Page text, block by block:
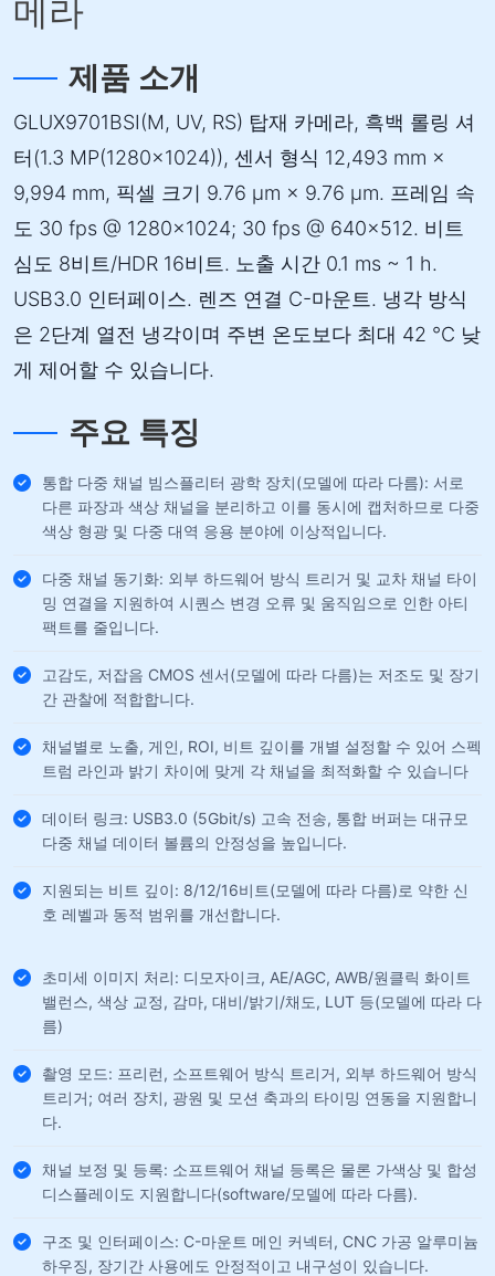
메라
제품 소개
GLUX9701BSI(M, UV, RS) 탑재 카메라, 흑백 롤링 셔
터(1.3 MP(1280×1024)), 센서 형식 12,493 mm ×
9,994 mm, 픽셀 크기 9.76 µm × 9.76 µm. 프레임 속
도 30 fps @ 1280×1024; 30 fps @ 640×512. 비트
심도 8비트/HDR 16비트. 노출 시간 0.1 ms ~ 1 h.
USB3.0 인터페이스. 렌즈 연결 C-마운트. 냉각 방식
은 2단계 열전 냉각이며 주변 온도보다 최대 42 °C 낮
게 제어할 수 있습니다.
주요 특징
통합 다중 채널 빔스플리터 광학 장치(모델에 따라 다름): 서로
다른 파장과 색상 채널을 분리하고 이를 동시에 캡처하므로 다중
색상 형광 및 다중 대역 응용 분야에 이상적입니다.
다중 채널 동기화: 외부 하드웨어 방식 트리거 및 교차 채널 타이
밍 연결을 지원하여 시퀀스 변경 오류 및 움직임으로 인한 아티
팩트를 줄입니다.
고감도, 저잡음 CMOS 센서(모델에 따라 다름)는 저조도 및 장기
간 관찰에 적합합니다.
채널별로 노출, 게인, ROI, 비트 깊이를 개별 설정할 수 있어 스펙
트럼 라인과 밝기 차이에 맞게 각 채널을 최적화할 수 있습니다
데이터 링크: USB3.0 (5Gbit/s) 고속 전송, 통합 버퍼는 대규모
다중 채널 데이터 볼륨의 안정성을 높입니다.
지원되는 비트 깊이: 8/12/16비트(모델에 따라 다름)로 약한 신
호 레벨과 동적 범위를 개선합니다.
초미세 이미지 처리: 디모자이크, AE/AGC, AWB/원클릭 화이트
밸런스, 색상 교정, 감마, 대비/밝기/채도, LUT 등(모델에 따라 다
름)
촬영 모드: 프리런, 소프트웨어 방식 트리거, 외부 하드웨어 방식
트리거; 여러 장치, 광원 및 모션 축과의 타이밍 연동을 지원합니
다.
채널 보정 및 등록: 소프트웨어 채널 등록은 물론 가색상 및 합성
디스플레이도 지원합니다(software/모델에 따라 다름).
구조 및 인터페이스: C-마운트 메인 커넥터, CNC 가공 알루미늄
하우징, 장기간 사용에도 안정적이고 내구성이 있습니다.